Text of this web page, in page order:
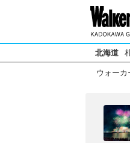
北海道
ウォーカ